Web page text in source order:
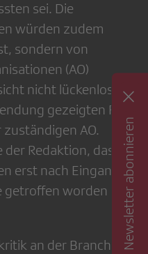
sei. Die
würden zudem
sondern von
(AO)
nicht lückenlos
gezeigten Fall
AO.
Redaktion, dass
erst nach Eingang
getroffen worden
an der Branche
Newsletter abonnieren